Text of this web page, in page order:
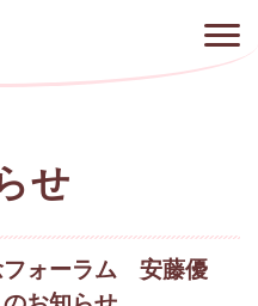
せ
フォーラム 安藤優